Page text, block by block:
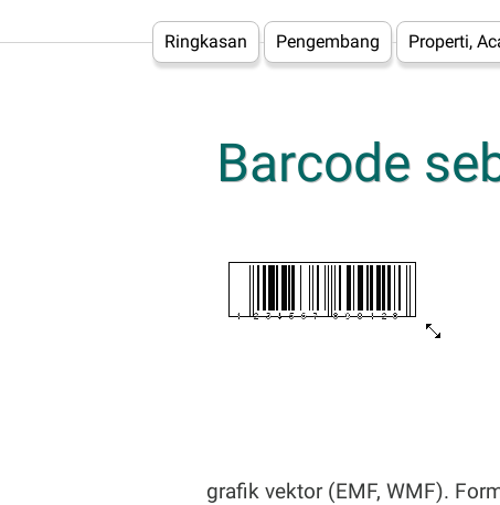
Ringkasan Pengembang Properti,
Barcode
grafik vektor (EMF, WMF).